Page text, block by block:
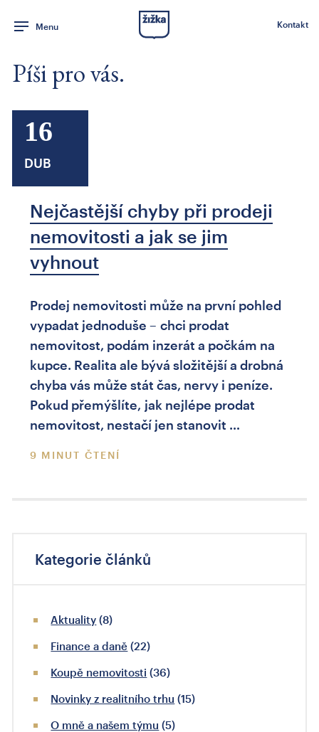
Menu Kontakt
Píši pro vás.
16
DUB
Nejčastější chyby při prodeji
nemovitosti a jak se jim
vyhnout
Prodej nemovitosti může na první pohled
vypadat jednoduše – chci prodat
nemovitost, podám inzerát a počkám na
kupce. Realita ale bývá složitější a drobná
chyba vás může stát čas, nervy i peníze.
Pokud přemýšlíte, jak nejlépe prodat
nemovitost, nestačí jen stanovit …
9 MINUT ČTENÍ
Kategorie článků
Aktuality (8)
Finance a daně (22)
Koupě nemovitosti (36)
Novinky z realitního trhu (15)
O mně a našem týmu (5)